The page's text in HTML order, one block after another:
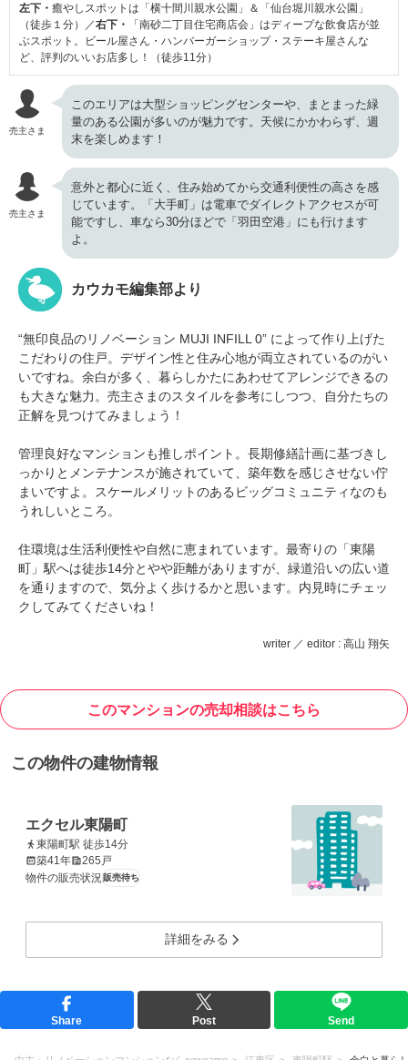
左下・ 癒やしスポットは「横十間川親水公園」＆「仙台堀川親水公園」
（徒歩１分）／右下・
「南砂二丁目住宅商店会」はディープな飲食店が並
ぶスポット。ビール屋さん・ハンバーガーショップ・ステーキ屋さんな
ど、評判のいいお店多し！（徒歩11分）
売主さま
このエリアは大型ショッピングセンターや、まとまった緑
量のある公園が多いのが魅力です。天候にかかわらず、週
末を楽しめます！
売主さま
意外と都心に近く、住み始めてから交通利便性の高さを感
じています。「大手町」は電車でダイレクトアクセスが可
能ですし、車なら30分ほどで「羽田空港」にも行けます
よ。
カウカモ編集部より
“無印良品のリノベーション MUJI INFILL 0” によって作り上げた
こだわりの住戸。デザイン性と住み心地が両立されているのがい
いですね。余白が多く、暮らしかたにあわせてアレンジできるの
も大きな魅力。売主さまのスタイルを参考にしつつ、自分たちの
正解を見つけてみましょう！
管理良好なマンションも推しポイント。長期修繕計画に基づきし
っかりとメンテナンスが施されていて、築年数を感じさせない佇
まいですよ。スケールメリットのあるビッグコミュニティなのも
うれしいところ。
住環境は生活利便性や自然に恵まれています。最寄りの「東陽
町」駅へは徒歩14分とやや距離がありますが、緑道沿いの広い道
を通りますので、気分よく歩けるかと思います。内見時にチェッ
クしてみてくださいね！
writer ／ editor : 高山 翔矢
このマンションの売却相談はこちら
この物件の建物情報
エクセル東陽町
東陽町駅 徒歩14分
築41年
265戸
物件の販売状況 販売待ち
詳細をみる
Share Post Send